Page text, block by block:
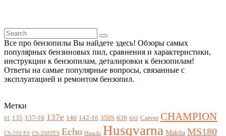
Все про бензопилы Вы найдете здесь! Обзоры самых
популярных бензиновых пил, сравнения и характеристики,
инструкции к бензопилам, деталировки к бензопилам!
Ответы на самые популярные вопросы, связанные с
эксплуатацией и ремонтом бензопил.
Метки
61 135 137-16 137e 140 142-16 350S 636 642 Carver CHAMPION
CS-310 ES CS-350TES Echo Hitachi Husqvarna Makita MS180